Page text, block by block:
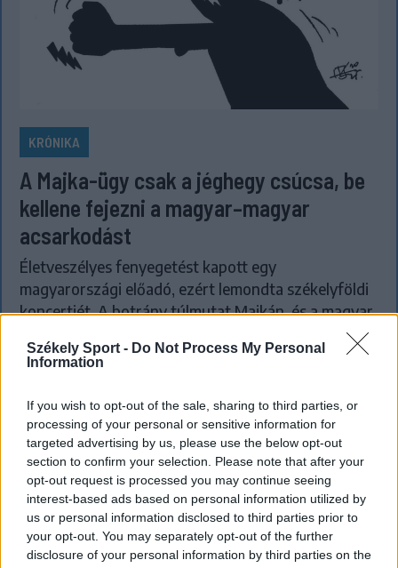
Székely Sport - Do Not Process My Personal
Information
If you wish to opt-out of the sale, sharing to third parties, or
processing of your personal or sensitive information for
targeted advertising by us, please use the below opt-out
section to confirm your selection. Please note that after your
opt-out request is processed you may continue seeing
interest-based ads based on personal information utilized by
us or personal information disclosed to third parties prior to
your opt-out. You may separately opt-out of the further
disclosure of your personal information by third parties on the
KRÓNIKA
A Majka-ügy csak a jéghegy csúcsa, be
kellene fejezni a magyar–magyar
acsarkodást
Életveszélyes fenyegetést kapott egy
magyarországi előadó, ezért lemondta székelyföldi
koncertjét. A botrány túlmutat Majkán, és a magyar